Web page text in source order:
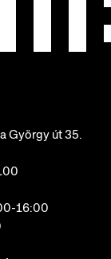
György út 35.
16:00